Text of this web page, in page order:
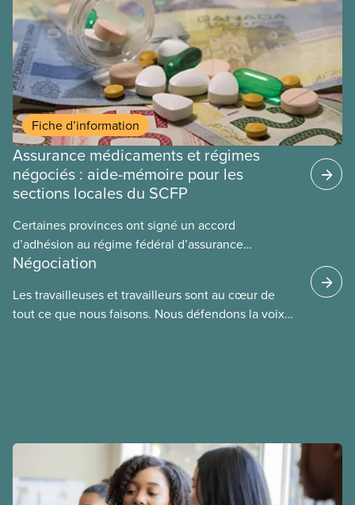
Fiche d’information
Assurance médicaments et régimes
négociés : aide-mémoire pour les
sections locales du SCFP
Certaines provinces ont signé un accord
d’adhésion au régime fédéral d’assurance
médicaments. Les sections locales du SCFP dans
régime pourrait avoir sur leurs avantages
sociaux actuels.
Négociation
Les travailleuses et travailleurs sont au cœur de
tout ce que nous faisons. Nous défendons la voix